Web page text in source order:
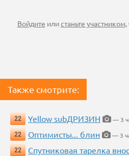
Войдите илистаньте участником,
Также смотрите:
22 Yellow subДРИЗИН
— 3
22
Оптимисты... блин
— 3
22
Спутниковая тарелка